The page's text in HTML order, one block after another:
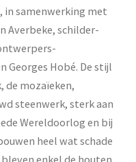
in samenwerking met
Averbeke, schilder-
Georges Hobé. De stijl
de mozaïeken,
steenwerk, sterk aan
Wereldoorlog en bij
heel wat schade
enkel de houten